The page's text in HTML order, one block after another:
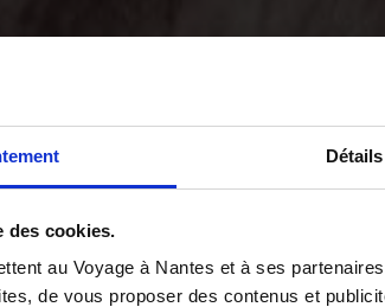
Détails
des cookies.
au Voyage à Nantes et à ses
de vous proposer des contenus et